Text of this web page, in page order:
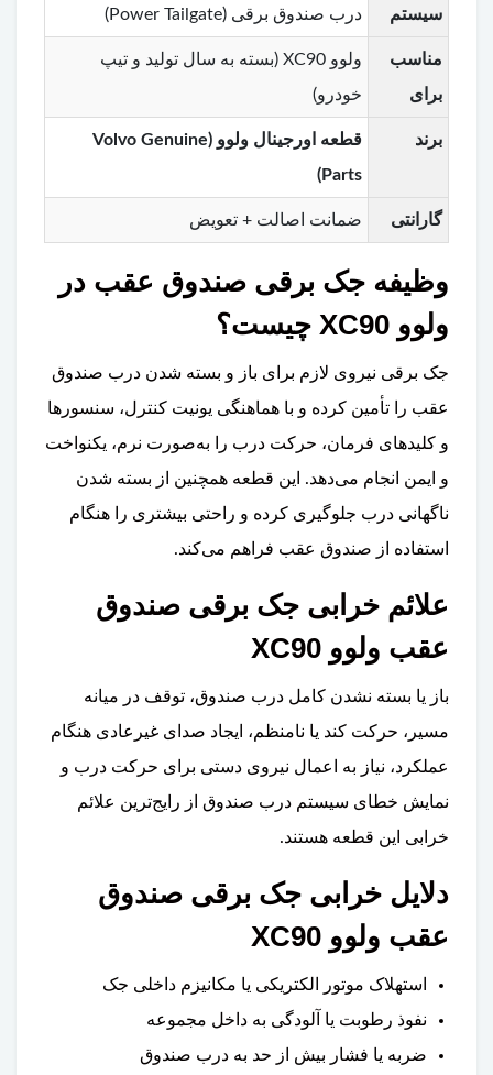
سیستم درب صندوق برقی (Power Tailgate)
مناسب
برای
ولوو XC90 (بسته به سال تولید و تیپ
خودرو)
برند
قطعه اورجینال ولوو (Volvo Genuine
Parts)
گارانتی ضمانت اصالت + تعویض
وظیفه جک برقی صندوق عقب در
ولوو XC90 چیست؟
جک برقی نیروی لازم برای باز و بسته شدن درب صندوق
عقب را تأمین کرده و با هماهنگی یونیت کنترل، سنسورها
و کلیدهای فرمان، حرکت درب را به‌صورت نرم، یکنواخت
و ایمن انجام می‌دهد. این قطعه همچنین از بسته شدن
ناگهانی درب جلوگیری کرده و راحتی بیشتری را هنگام
استفاده از صندوق عقب فراهم می‌کند.
علائم خرابی جک برقی صندوق
عقب ولوو XC90
باز یا بسته نشدن کامل درب صندوق، توقف در میانه
مسیر، حرکت کند یا نامنظم، ایجاد صدای غیرعادی هنگام
عملکرد، نیاز به اعمال نیروی دستی برای حرکت درب و
نمایش خطای سیستم درب صندوق از رایج‌ترین علائم
خرابی این قطعه هستند.
دلایل خرابی جک برقی صندوق
عقب ولوو XC90
استهلاک موتور الکتریکی یا مکانیزم داخلی جک
نفوذ رطوبت یا آلودگی به داخل مجموعه
ضربه یا فشار بیش از حد به درب صندوق